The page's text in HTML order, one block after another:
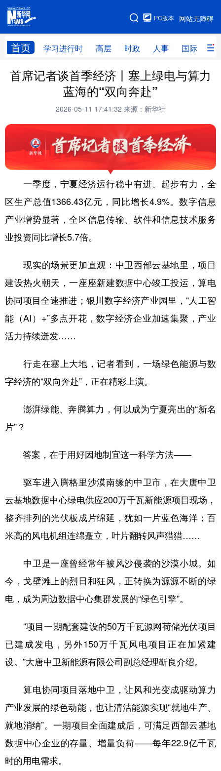
网站无障碍
PC版本
首页 学习进行时 高层 时政 人事 国际 财
网站地图
学习进行时 高层 时政 人事
财经 网评
全球连线
科技 科创 量子 体育
文化 书画 健康 军事
访谈 视频 图片 政务
法律 中央文件 金融 汽车
食品 人居 信息化 数字经济
学术中国 乡村振兴
城市 旅游 能源 会展
彩票 娱乐 时尚 悦读
公益 一带一路 亚太网 上市公司
文化产业
地方频道
北京 天津 河北
辽宁 吉林 上海 江苏
四川 贵州 云南 西藏
陕西 甘肃 青海 宁夏
多语种频道
English Español Français عربى
Deutsch Português
首席记者谈首季经济丨塞上绿电与算力
蓝海的“双向奔赴”
2026-05-11 17:41:32 来源：新华社
一季度，宁夏经济运行稳中有进、起步有力，全
区生产总值1366.43亿元，同比增长4.9%。数字信息
产业增势显著，全区信息传输、软件和信息技术服务
业投资同比增长5.7倍。
现实的场景更加直观：中卫西部云基地里，项目
建设热火朝天，一座座新建数据中心竣工投运，算电
协同项目全速推进；银川数字经济产业园里，“人工智
能（AI）+”多点开花，数字经济企业加速集聚，产业
活力持续迸发……
行走在塞上大地，记者看到，一场绿色能源与数
字经济的“双向奔赴”，正在精彩上演。
澎湃绿能、奔腾算力，何以成为宁夏亮出的“新名
片”？
答案，在于用好因地制宜这一科学方法——
驱车进入腾格里沙漠南缘的中卫市，在大唐中卫
云基地数据中心绿电供应200万千瓦新能源项目现场，
整齐排列的光伏板成片绵延，犹如一片蓝色海洋；百
米高的风电机组连绵矗立，叶片翻转风声猎猎……
中卫是一座曾经常年被风沙侵袭的沙漠小城。如
今，戈壁滩上的烈日和狂风，正转换为源源不断的绿
电，成为周边数据中心集群发展的“绿色引擎”。
“项目一期配套建设的50万千瓦源网荷储光伏项目
已建成发电，另外150万千瓦风电项目正在加紧建
设。”大唐中卫新能源有限公司副总经理靳良介绍。
算电协同项目落地中卫，让风和光变成驱动算力
产业发展的绿色动能，也让清洁能源实现“就地生产、
就地消纳”。一期项目全面建成后，可满足西部云基地
数据中心企业的存量、增量负荷——每年22.9亿千瓦
时的用电需求。